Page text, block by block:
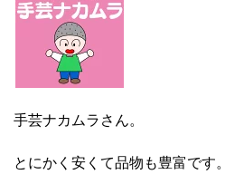
手芸ナカムラさん。
とにかく安くて品物も豊富です。